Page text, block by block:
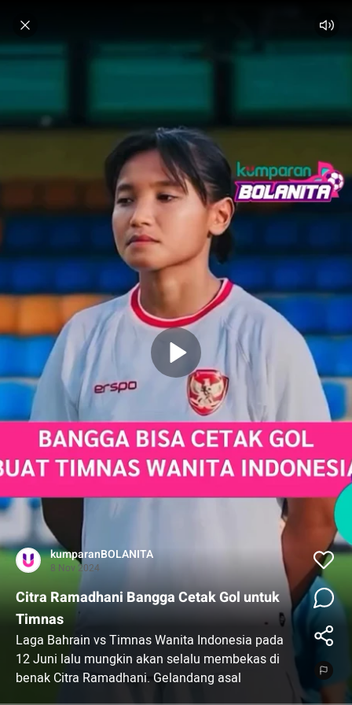
kumparanBOLANITA
8 Nov 2024
Citra Ramadhani Bangga Cetak Gol untuk
Timnas
Laga Bahrain vs Timnas Wanita Indonesia pada
12 Juni lalu mungkin akan selalu membekas di
benak Citra Ramadhani. Gelandang asal